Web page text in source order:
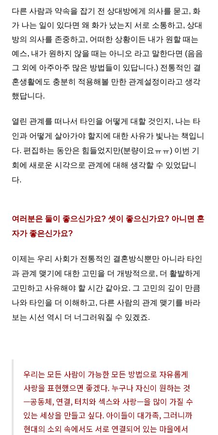
다른 사람과 약속을 잡기 전 상대방에게 의사를 묻고, 화
가 나는 일이 있다면 왜 화가 났는지 서로 소통하고, 상대
방의 의사를 존중하고, 어떠한 상황이든 내가 원할 때는
예스, 내가 원하지 않을 때는 아니오 라고 말한다면 (음음
그 외에 아주아주 많은 방법들이 있답니다.) 전통적인 결
혼생활에도 충분히 적용해볼 만한 관계설정이라고 생각
했답니다.
열린 관계를 떠나서 타인을 어떻게 대할 것인지, 나는 타
인과 어떻게 살아가야 할지에 대한 사유가 빛나는 책입니
다. 편집하는 동안은 힘들었지만(분량이요ㅠㅠ) 이번 기
회에 새로운 시각으로 관계에 대해 생각할 수 있었답니
다.
여러분은 둘이 좋으신가요? 셋이 좋으신가요? 아니면 혼
자가 좋은신가요?
이제는 우리 사회가 전통적인 결혼방식뿐만 아니라 타인
과 관계 맺기에 대한 고민을 더 개방적으로, 더 활발하게
고민하고 사유해야 할 시간 같아요. 그 고민의 깊이 만큼
나와 타인을 더 이해하고, 다른 사람의 관계 맺기를 바라
보는 시선 역시 더 너그러워질 수 있겠죠.
우리는 모든 사람이 가능한 모든 방법으로 자유롭게
사랑을 표현했으면 좋겠다. 누구나 자신이 원하는 것
—공동체, 연결, 터치와 섹스와 사랑—을 많이 가질 수
있는 세상을 만들고 싶다. 아이들이 대가족, 그러니까
현대의 소외 속에서도 서로 연결되어 있는 마을에서